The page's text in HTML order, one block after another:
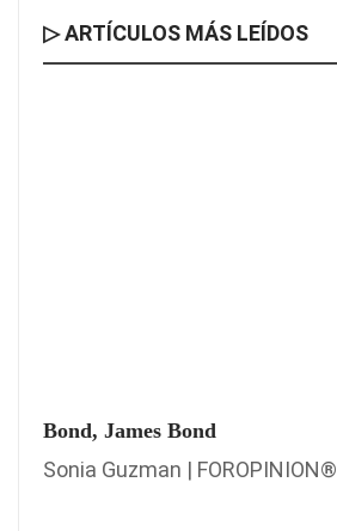
▷ ARTÍCULOS MÁS LEÍDOS
Bond, James Bond
Sonia Guzman | FOROPINION®